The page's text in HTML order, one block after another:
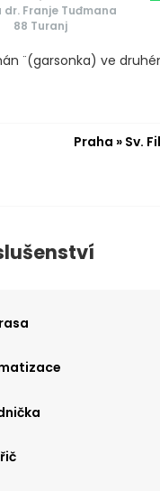
dr. Franje Tuđmana
88 Turanj
¨(garsonka) ve
Praha » Sv.